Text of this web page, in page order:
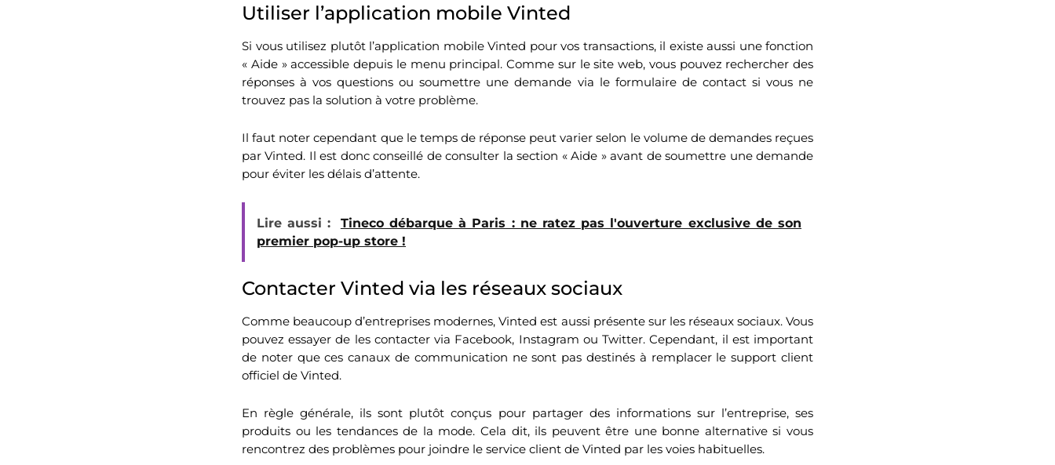
Utiliser l’application mobile Vinted
Si vous utilisez plutôt l’application mobile Vinted pour vos transactions, il existe aussi une fonction
« Aide » accessible depuis le menu principal. Comme sur le site web, vous pouvez rechercher des
réponses à vos questions ou soumettre une demande via le formulaire de contact si vous ne
trouvez pas la solution à votre problème.
Il faut noter cependant que le temps de réponse peut varier selon le volume de demandes reçues
par Vinted. Il est donc conseillé de consulter la section « Aide » avant de soumettre une demande
pour éviter les délais d’attente.
Lire aussi :
Tineco débarque à Paris : ne ratez pas l'ouverture exclusive de son
premier pop-up store !
Contacter Vinted via les réseaux sociaux
Comme beaucoup d’entreprises modernes, Vinted est aussi présente sur les réseaux sociaux. Vous
pouvez essayer de les contacter via Facebook, Instagram ou Twitter. Cependant, il est important
de noter que ces canaux de communication ne sont pas destinés à remplacer le support client
officiel de Vinted.
En règle générale, ils sont plutôt conçus pour partager des informations sur l’entreprise, ses
produits ou les tendances de la mode. Cela dit, ils peuvent être une bonne alternative si vous
rencontrez des problèmes pour joindre le service client de Vinted par les voies habituelles.